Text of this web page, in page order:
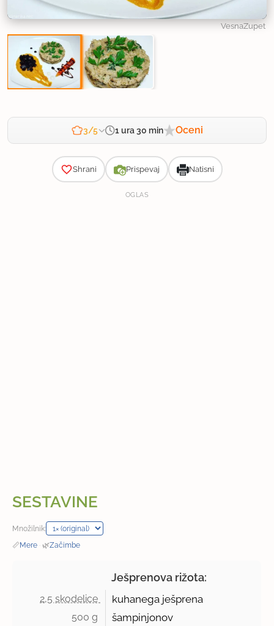
VesnaZupet
3/5 1 ura 30 min Oceni
Shrani Prispevaj Natisni
OGLAS
SESTAVINE
Množilnik:
📏Mere · 🌿Začimbe
Ješprenova rižota:
2,5 skodelice kuhanega ješprena
500 g šampinjonov